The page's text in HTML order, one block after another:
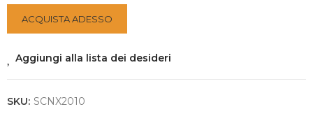
ACQUISTA ADESSO
Aggiungi alla lista dei desideri
SKU: SCNX2010